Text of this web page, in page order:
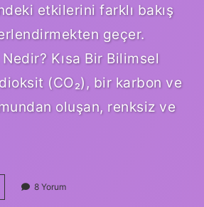
etkilerini farklı bakış
geçer.
Kısa Bir Bilimsel
(CO₂), bir karbon ve
oluşan, renksiz ve
8 Yorum